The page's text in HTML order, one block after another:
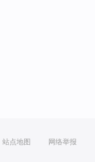
站点地图 网络举报